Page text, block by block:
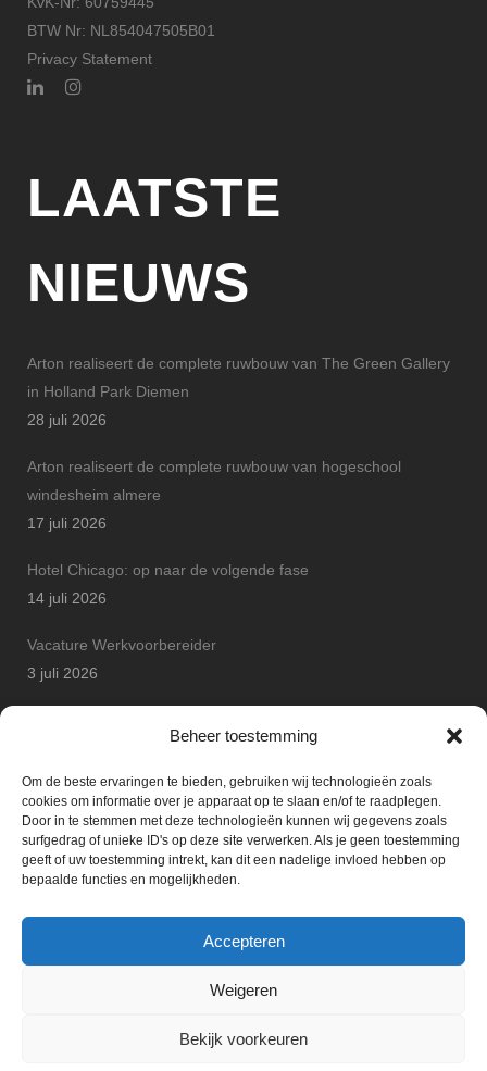
Beheer toestemming
Om de beste ervaringen te bieden, gebruiken wij technologieën zoals
cookies om informatie over je apparaat op te slaan en/of te raadplegen.
Door in te stemmen met deze technologieën kunnen wij gegevens zoals
surfgedrag of unieke ID's op deze site verwerken. Als je geen toestemming
geeft of uw toestemming intrekt, kan dit een nadelige invloed hebben op
bepaalde functies en mogelijkheden.
Accepteren
Weigeren
Bekijk voorkeuren
BTW Nr: NL854047505B01
Privacy Statement
LAATSTE
NIEUWS
Arton realiseert de complete ruwbouw van The Green Gallery
in Holland Park Diemen
28 juli 2026
Arton realiseert de complete ruwbouw van hogeschool
windesheim almere
17 juli 2026
Hotel Chicago: op naar de volgende fase
14 juli 2026
Vacature Werkvoorbereider
3 juli 2026